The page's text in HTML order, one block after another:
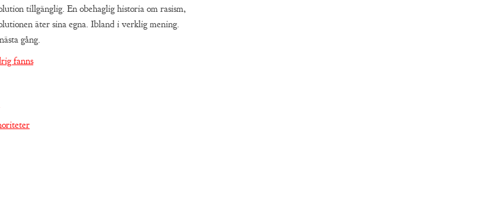
tillgänglig. En obehaglig historia om rasism,
äter sina egna. Ibland i verklig mening.
gång.
fanns